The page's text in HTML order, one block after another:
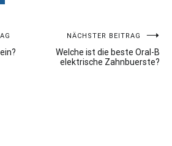
NÄCHSTER BEITRAG
Welche ist die beste Oral-B
elektrische Zahnbuerste?